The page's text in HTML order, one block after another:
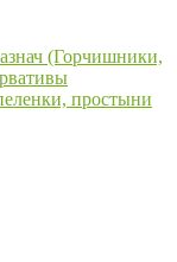
(Горчишники,
простыни